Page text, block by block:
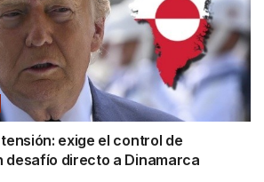
exige el control de
desafío directo a Dinamarca